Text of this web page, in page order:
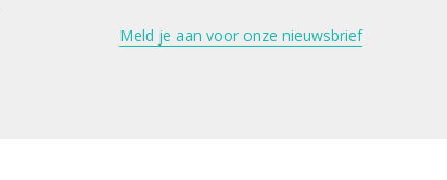
Meld je aan voor onze nieuwsbrief